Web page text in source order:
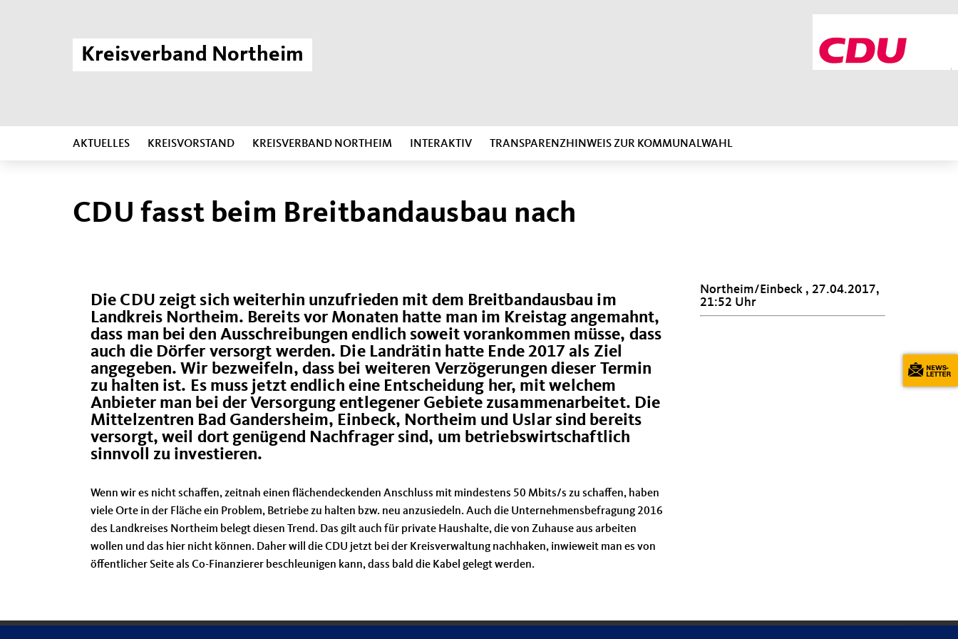
Kreisverband Northeim
AKTUELLES KREISVORSTAND KREISVERBAND NORTHEIM INTERAKTIV TRANSPARENZHINWEIS ZUR KOMMUNALWAHL
CDU fasst beim Breitbandausbau nach
Die CDU zeigt sich weiterhin unzufrieden mit dem Breitbandausbau im
Landkreis Northeim. Bereits vor Monaten hatte man im Kreistag angemahnt,
dass man bei den Ausschreibungen endlich soweit vorankommen müsse, dass
auch die Dörfer versorgt werden. Die Landrätin hatte Ende 2017 als Ziel
angegeben. Wir bezweifeln, dass bei weiteren Verzögerungen dieser Termin
zu halten ist. Es muss jetzt endlich eine Entscheidung her, mit welchem
Anbieter man bei der Versorgung entlegener Gebiete zusammenarbeitet. Die
Mittelzentren Bad Gandersheim, Einbeck, Northeim und Uslar sind bereits
versorgt, weil dort genügend Nachfrager sind, um betriebswirtschaftlich
sinnvoll zu investieren.
Wenn wir es nicht schaffen, zeitnah einen flächendeckenden Anschluss mit mindestens 50 Mbits/s zu schaffen, haben
viele Orte in der Fläche ein Problem, Betriebe zu halten bzw. neu anzusiedeln. Auch die Unternehmensbefragung 2016
des Landkreises Northeim belegt diesen Trend. Das gilt auch für private Haushalte, die von Zuhause aus arbeiten
wollen und das hier nicht können. Daher will die CDU jetzt bei der Kreisverwaltung nachhaken, inwieweit man es von
öffentlicher Seite als Co-Finanzierer beschleunigen kann, dass bald die Kabel gelegt werden.
Northeim/Einbeck , 27.04.2017,
21:52 Uhr